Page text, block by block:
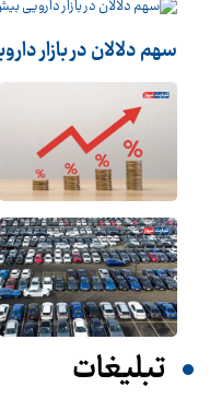
سهم دلالان در بازار
تبلیغات